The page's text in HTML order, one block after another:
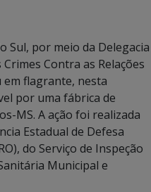
Sul, por meio da Delegacia
Contra as Relações
em flagrante, nesta
por uma fábrica de
MS. A ação foi realizada
Estadual de Defesa
do Serviço de Inspeção
Municipal e